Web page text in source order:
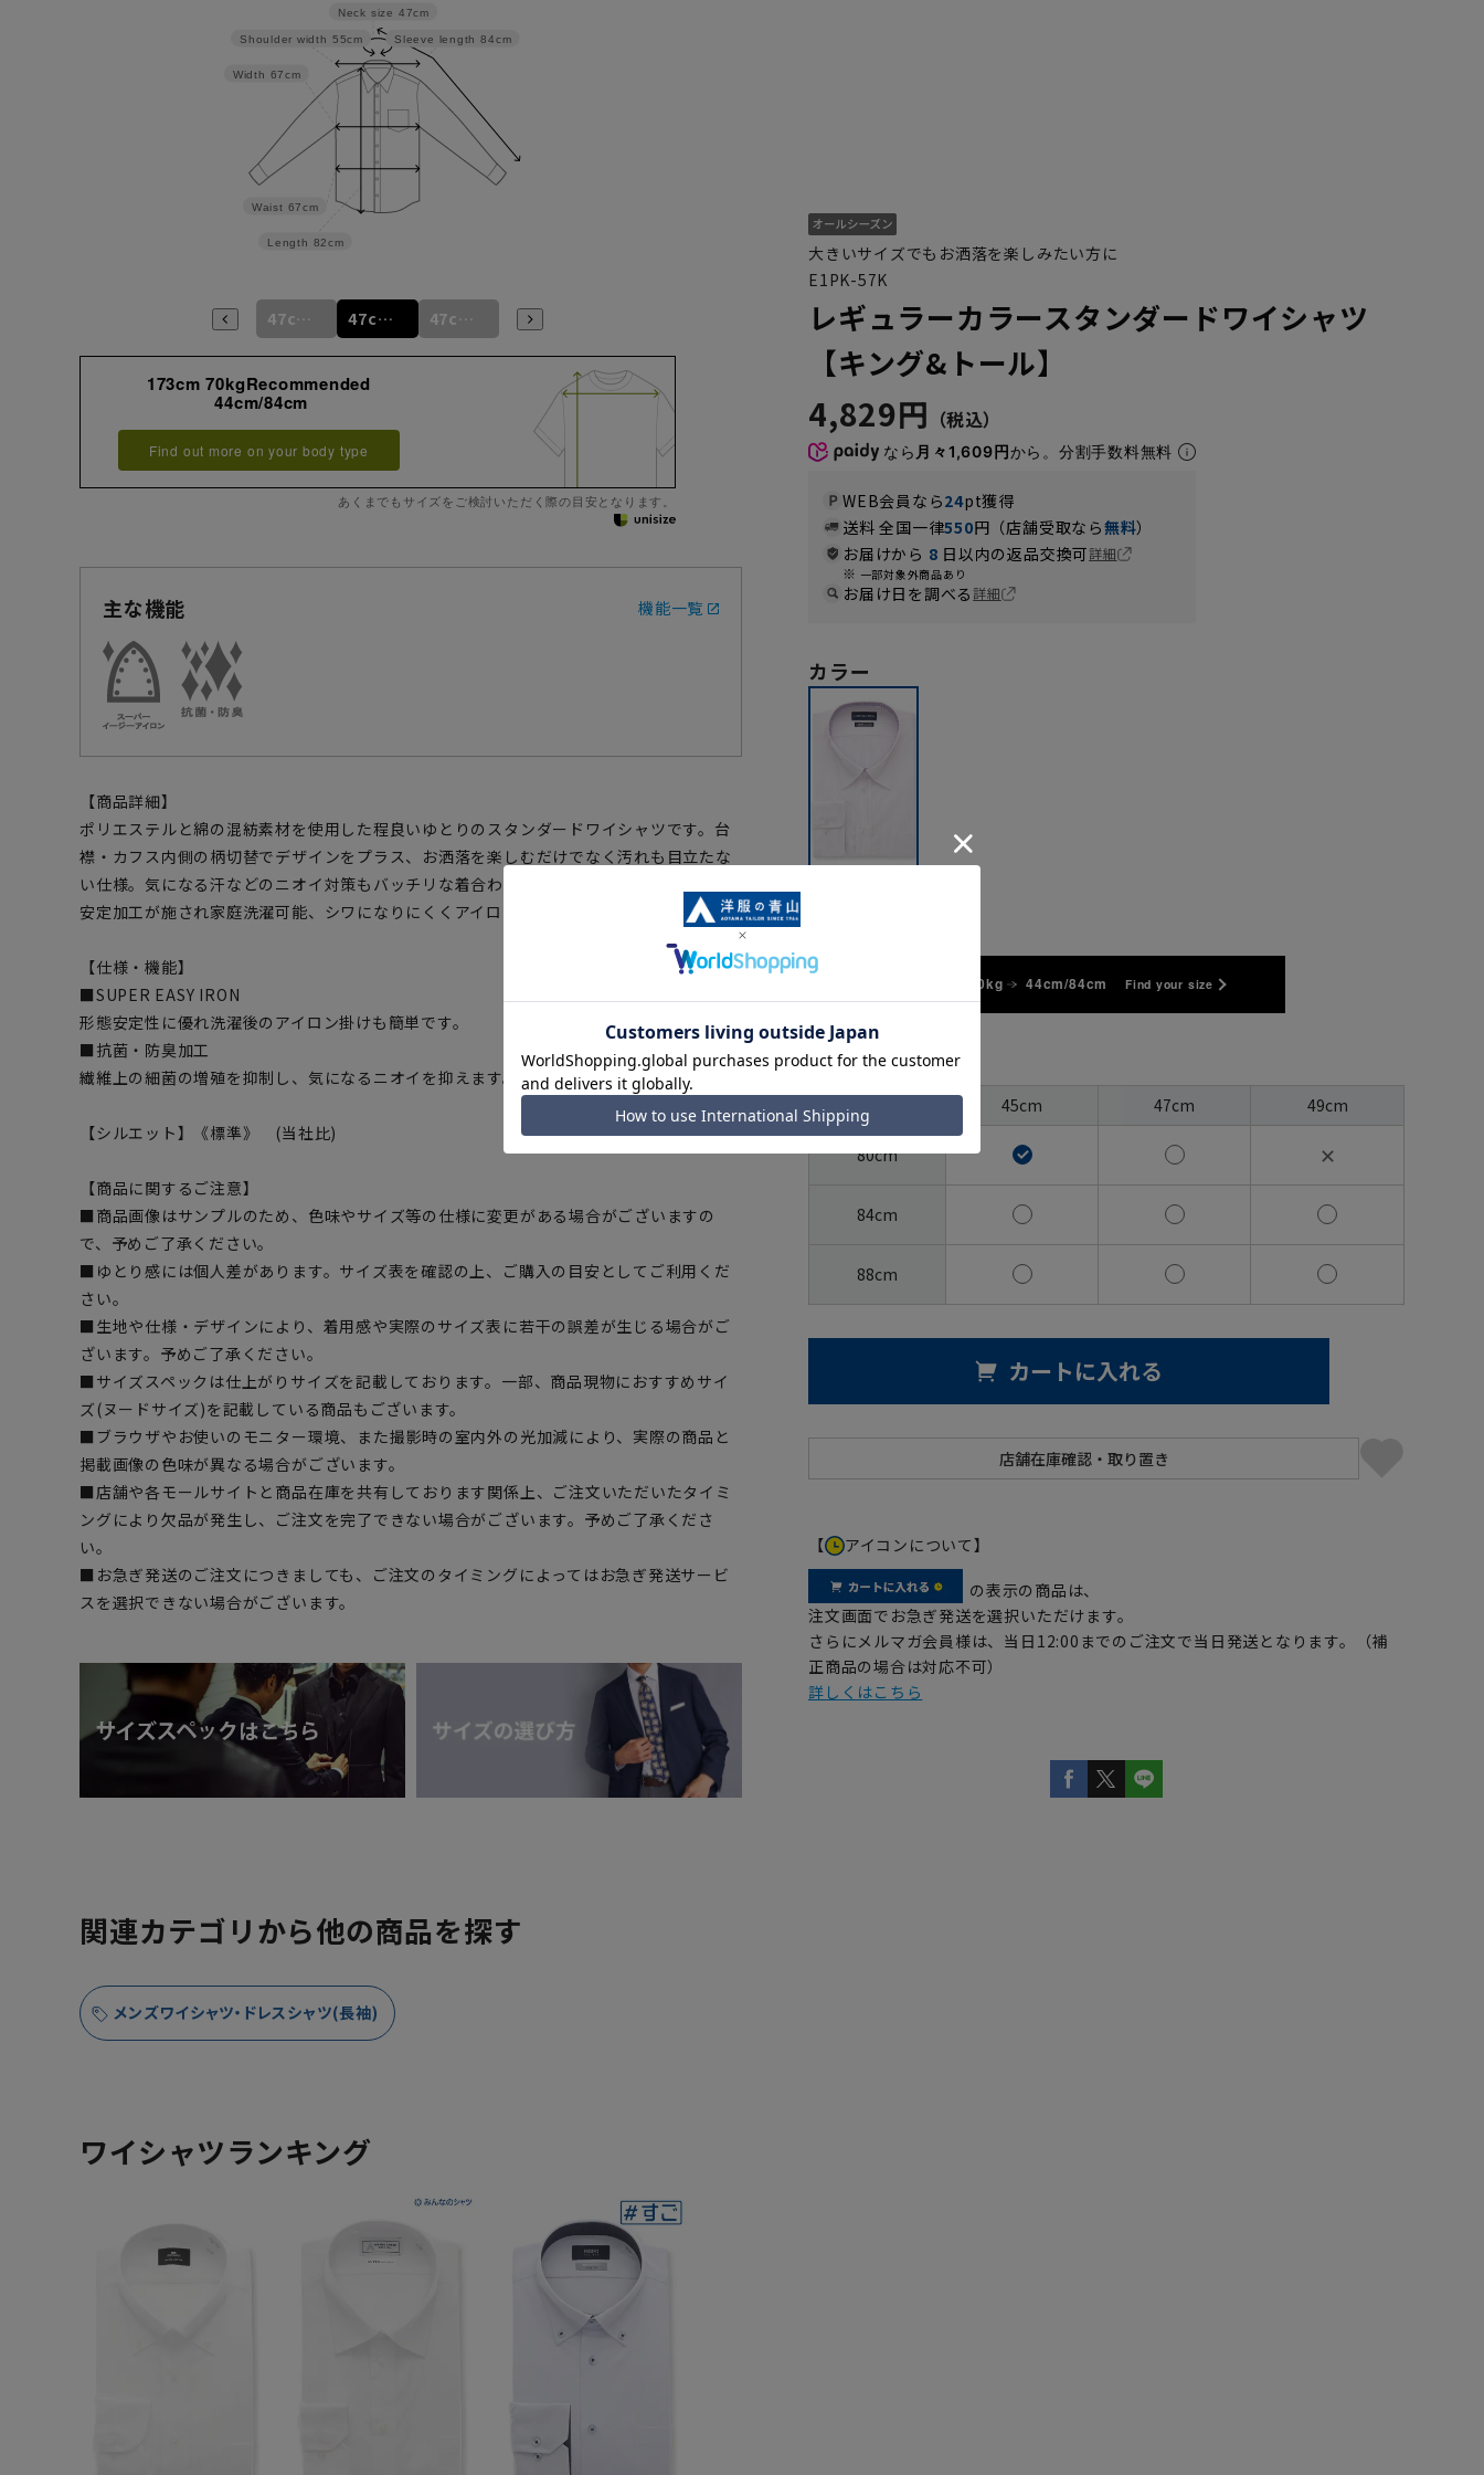
Sleeve length 84cm
Neck size 47cm
Length 82cm
Waist 67cm
Width 67cm
Shoulder width 55cm
46cm/88cm 47cm/80cm 47cm/84cm 47cm/88cm 49cm/84cm 49cm/88cm 50cm/80cm 50cm/84cm 50cm/88cm 44cm/78cm
173cm 70kgRecommended
44cm/84cm
Find out more on your body type
あくまでもサイズをご検討いただく際の目安となります。
主な機能 機能一覧
【商品詳細】
ポリエステルと綿の混紡素材を使用した程良いゆとりのスタンダードワイシャツです。台
襟・カフス内側の柄切替でデザインをプラス、お洒落を楽しむだけでなく汚れも目立たな
い仕様。気になる汗などのニオイ対策もバッチリな着合わせの良いワイシャツです。形態
安定加工が施され家庭洗濯可能、シワになりにくくアイロン掛けも簡単です。
【仕様・機能】
■SUPER EASY IRON
形態安定性に優れ洗濯後のアイロン掛けも簡単です。
■抗菌・防臭加工
繊維上の細菌の増殖を抑制し、気になるニオイを抑えます。
【シルエット】《標準》 (当社比)
【商品に関するご注意】
■商品画像はサンプルのため、色味やサイズ等の仕様に変更がある場合がございますの
で、予めご了承ください。
■ゆとり感には個人差があります。サイズ表を確認の上、ご購入の目安としてご利用くだ
さい。
■生地や仕様・デザインにより、着用感や実際のサイズ表に若干の誤差が生じる場合がご
ざいます。予めご了承ください。
■サイズスペックは仕上がりサイズを記載しております。一部、商品現物におすすめサイ
ズ(ヌードサイズ)を記載している商品もございます。
■ブラウザやお使いのモニター環境、また撮影時の室内外の光加減により、実際の商品と
掲載画像の色味が異なる場合がございます。
■店舗や各モールサイトと商品在庫を共有しております関係上、ご注文いただいたタイミ
ングにより欠品が発生し、ご注文を完了できない場合がございます。予めご了承くださ
い。
■お急ぎ発送のご注文につきましても、ご注文のタイミングによってはお急ぎ発送サービ
スを選択できない場合がございます。
大きいサイズでもお洒落を楽しみたい方に
E1PK-57K
レギュラーカラースタンダードワイシャツ
【キング&トール】
4,829円
なら 月々1,609円から。分割手数料無料
WEB会員なら24pt獲得
送料 全国一律550円（店舗受取なら無料）
お届けから 8 日以内の返品交換可詳細
一部対象外商品あり
お届け日を調べる詳細
カラー
173cm / 70kg 44cm/84cm Find your size
サイズ
裄丈
首周り 45cm 47cm 49cm
80cm ✕
84cm
88cm
カートに入れる
【 アイコンについて】
の表示の商品は、
注文画面でお急ぎ発送を選択いただけます。
さらにメルマガ会員様は、当日12:00までのご注文で当日発送となります。（補
正商品の場合は対応不可）
詳しくはこちら
関連カテゴリから他の商品を探す
メンズワイシャツ・ドレスシャツ(長袖)
ワイシャツランキング